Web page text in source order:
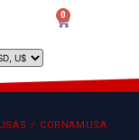
0
/ CORNAMUSA